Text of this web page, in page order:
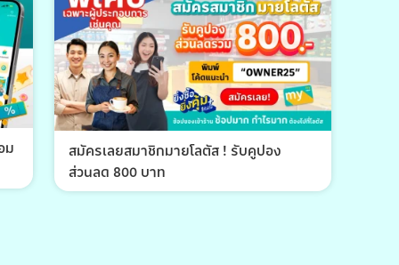
ม
สมัครเลยสมาชิกมายโลตัส ! รับคูปอง
ส่วนลด 800 บาท